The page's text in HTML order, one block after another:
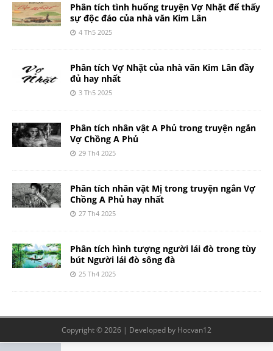
Phân tích tình huống truyện Vợ Nhặt để thấy
sự độc đáo của nhà văn Kim Lân
4 Th5 2025
Phân tích Vợ Nhặt của nhà văn Kim Lân đầy
đủ hay nhất
3 Th5 2025
Phân tích nhân vật A Phủ trong truyện ngắn
Vợ Chồng A Phủ
29 Th4 2025
Phân tích nhân vật Mị trong truyện ngắn Vợ
Chồng A Phủ hay nhất
27 Th4 2025
Phân tích hình tượng người lái đò trong tùy
bút Người lái đò sông đà
25 Th4 2025
Copyright © 2026 | Developed by Hocvan12